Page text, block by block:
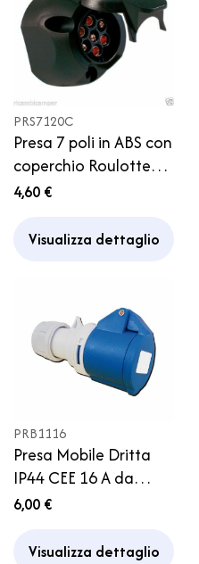
PRS7120C
Presa 7 poli in ABS con
coperchio Roulotte
Rimorchio Carrello
4,60 €
Visualizza dettaglio
PRB1116
Presa Mobile Dritta
IP44 CEE 16 A da
cablare Camper
6,00 €
Visualizza dettaglio